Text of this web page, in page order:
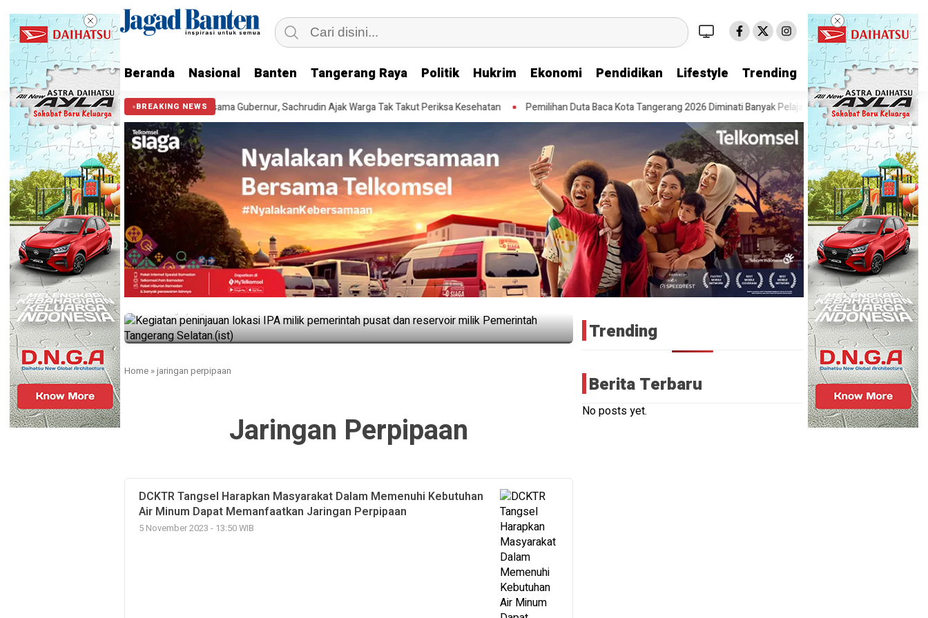
Beranda Nasional Banten Tangerang Raya Politik Hukrim Ekonomi Pendidikan Lifestyle Trending
BREAKING NEWS
Anak Cek Kesehatan Gratis Bersama Gubernur, Sachrudin Ajak Warga Tak Takut Periksa Kesehatan Pemilihan Duta Baca Kota Tangerang 2026 Diminati Banyak Pelajar Pesta Diskon Kemerdekaan
HEADLINE
DCKTR Tangsel Harapkan Masyarakat Dalam Memenuhi Kebutuhan Air
Minum Dapat Memanfaatkan Jaringan Perpipaan
Home »jaringan perpipaan
Jaringan Perpipaan
DCKTR Tangsel Harapkan Masyarakat Dalam Memenuhi Kebutuhan
Air Minum Dapat Memanfaatkan Jaringan Perpipaan
5 November 2023 - 13:50 WIB
Trending
Berita Terbaru
No posts yet.